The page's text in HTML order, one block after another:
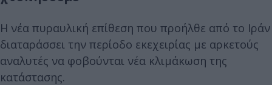
Η νέα πυραυλική επίθεση που προήλθε από το Ιράν
διαταράσσει την περίοδο εκεχειρίας με αρκετούς
αναλυτές να φοβούνται νέα κλιμάκωση της
κατάστασης.